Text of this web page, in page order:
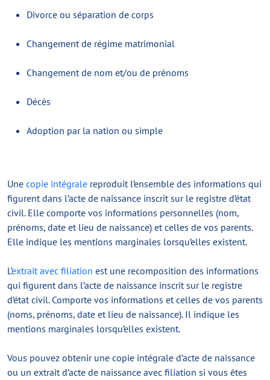
Divorce ou séparation de corps
Changement de régime matrimonial
Changement de nom et/ou de prénoms
Décès
Adoption par la nation ou simple
Une copie intégrale reproduit l’ensemble des informations qui
figurent dans l’acte de naissance inscrit sur le registre d’état
civil. Elle comporte vos informations personnelles (nom,
prénoms, date et lieu de naissance) et celles de vos parents.
Elle indique les mentions marginales lorsqu’elles existent.
L’extrait avec filiation est une recomposition des informations
qui figurent dans l’acte de naissance inscrit sur le registre
d’état civil. Comporte vos informations et celles de vos parents
(noms, prénoms, date et lieu de naissance). Il indique les
mentions marginales lorsqu’elles existent.
Vous pouvez obtenir une copie intégrale d’acte de naissance
ou un extrait d’acte de naissance avec filiation si vous êtes